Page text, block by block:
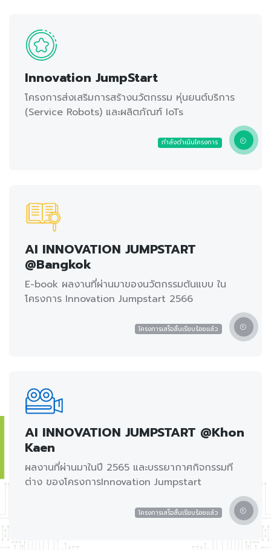
Innovation JumpStart
โครงการส่งเสริมการสร้างนวัตกรรม หุ่นยนต์บริการ
(Service Robots) และผลิตภัณฑ์ IoTs
กำลังดำเนินโครงการ
AI INNOVATION JUMPSTART
@Bangkok
E-book ผลงานที่ผ่านมาของนวัตกรรมต้นแบบ ใน
โครงการ Innovation Jumpstart 2566
โครงการเสร็จสิ้นเรียบร้อยแล้ว
AI INNOVATION JUMPSTART @Khon
Kaen
ผลงานที่ผ่านมาในปี 2565 และบรรยากาศกิจกรรมที
ต่าง ของโครงการInnovation Jumpstart
โครงการเสร็จสิ้นเรียบร้อยแล้ว